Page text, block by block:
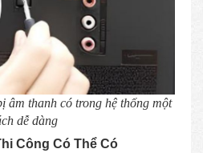
âm thanh có trong hệ thống một
dễ dàng
Công Có Thể Có